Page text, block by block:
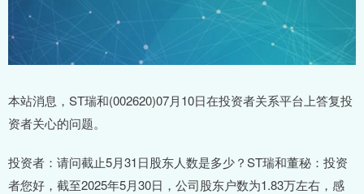
本站消息，ST瑞和(002620)07月10日在投资者关系平台上答复投
资者关心的问题。
投资者：请问截止5月31日股东人数是多少？ST瑞和董秘：投资
者您好，截至2025年5月30日，公司股东户数为1.83万左右，感